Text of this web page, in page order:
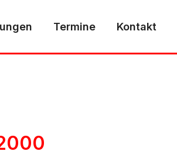
Termine Kontakt